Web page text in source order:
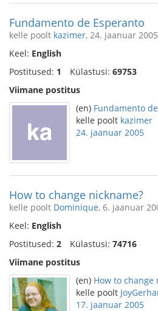
Fundamento de Esperanto
kelle poolt kazimer, 24. jaanuar 2005
Keel: English
Postitused: 1 Külastusi: 69753
Viimane postitus
(en) Fundamento
kelle poolt kazimer
24. jaanuar 2005
How to change nickname?
kelle poolt Dominique, 6. jaanuar
Keel: English
Postitused: 2 Külastusi: 74716
Viimane postitus
(en) How to change
kelle poolt
17. jaanuar 2005